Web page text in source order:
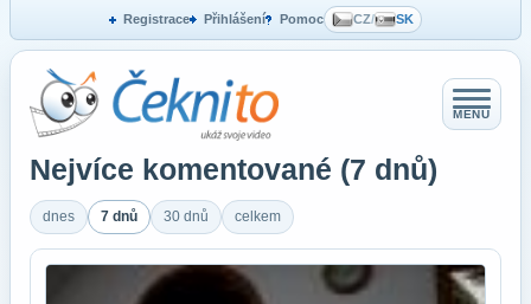
Registrace Přihlášení Pomoc CZ/ SK
MENU
Nejvíce komentované (7 dnů)
dnes 7 dnů 30 dnů celkem